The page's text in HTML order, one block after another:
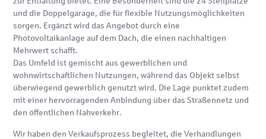
und die Doppelgarage, die für flexible Nutzungsmöglichkeiten
sorgen. Ergänzt wird das Angebot durch eine
Photovoltaikanlage auf dem Dach, die einen nachhaltigen
Mehrwert schafft.
Das Umfeld ist gemischt aus gewerblichen und
wohnwirtschaftlichen Nutzungen, während das Objekt selbst
überwiegend gewerblich genutzt wird. Die Lage punktet zudem
mit einer hervorragenden Anbindung über das Straßennetz und
den öffentlichen Nahverkehr.
Wir haben den Verkaufsprozess begleitet, die Verhandlungen